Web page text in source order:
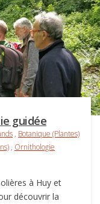
guidée
, Botanique (Plantes)
, Ornithologie
à Huy et
découvrir la